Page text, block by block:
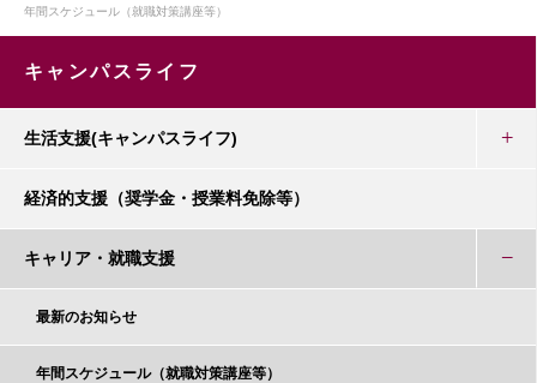
年間スケジュール（就職対策講座等）
キャンパスライフ
生活支援(キャンパスライフ)
経済的支援（奨学金・授業料免除等）
キャリア・就職支援
最新のお知らせ
年間スケジュール（就職対策講座等）